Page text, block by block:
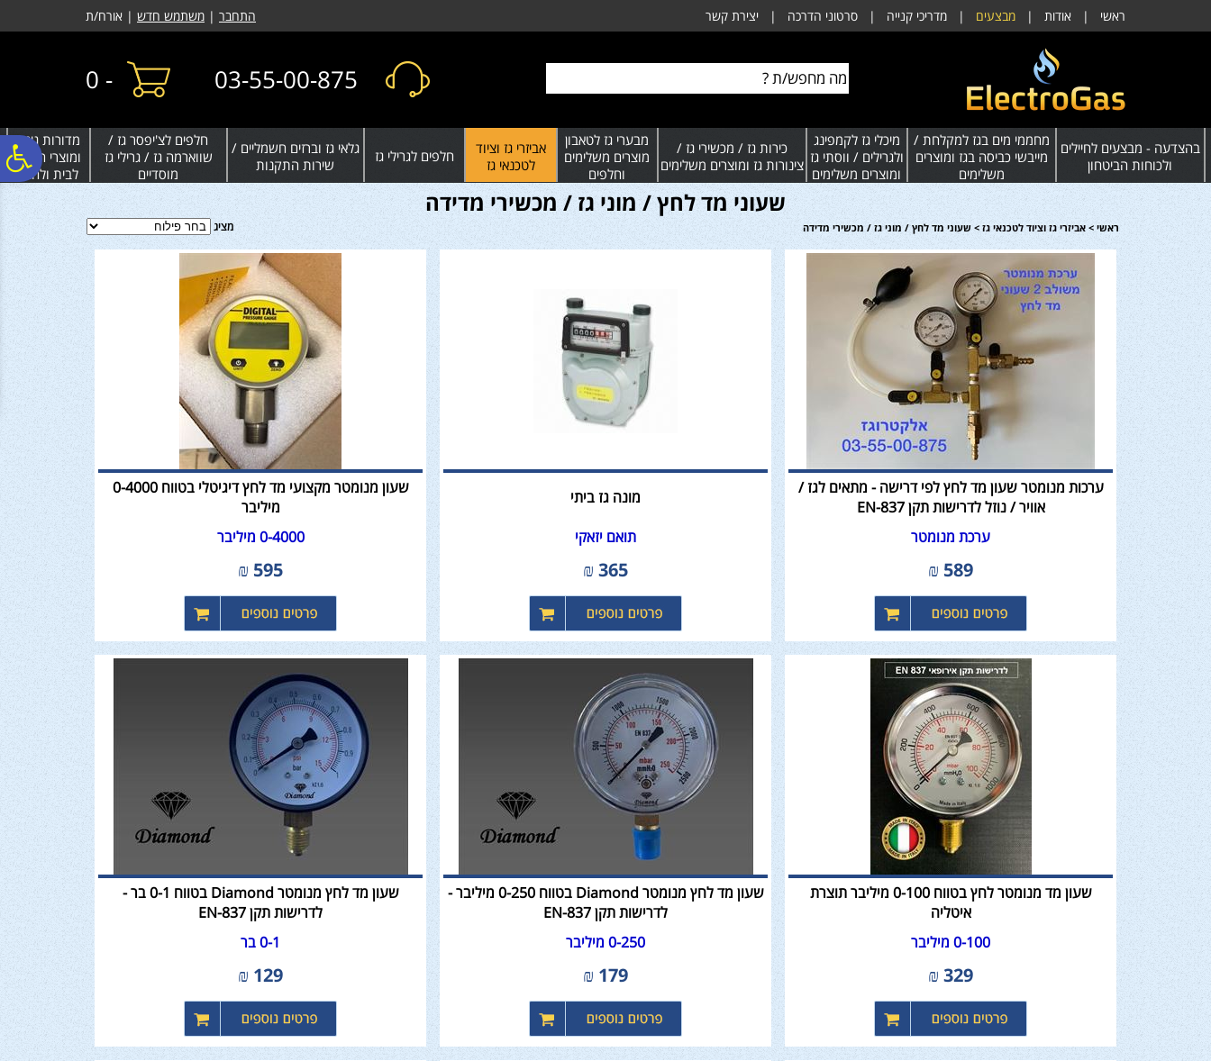
נגישות
אתר
המרכזי
ראשי | אודות | מבצעים | מדריכי קנייה | סרטוני הדרכה | יצירת קשר התחבר | משתמש חדש | אורח/ת
03-55-00-875
-
0
בהצדעה - מבצעים לחיילים
ולכוחות הביטחון
מחממי מים בגז למקלחת /
מייבשי כביסה בגז ומוצרים
משלימים
מיכלי גז לקמפינג
ולגרילים / ווסתי גז
ומוצרים משלימים
כירות גז / מכשירי גז /
צינורות גז ומוצרים משלימים
מבערי גז לטאבון
מוצרים משלימים
וחלפים
אביזרי גז וציוד
לטכנאי גז
חלפים לגרילי גז
גלאי גז וברזים חשמליים /
שירות התקנות
חלפים לצ'יפסר גז /
שווארמה גז / גרילי גז
מוסדיים
מדורות גינה
ומוצרי חימום
לבית ולחצר
שעוני מד לחץ / מוני גז / מכשירי מדידה
ראשי > אביזרי גז וציוד לטכנאי גז > שעוני מד לחץ / מוני גז / מכשירי מדידה מציג
ערכות מנומטר שעון מד לחץ לפי דרישה - מתאים לגז /
אוויר / נוזל לדרישות תקן EN-837
ערכת מנומטר
589
₪
מונה גז ביתי
תואם יזאקי
365
₪
שעון מנומטר מקצועי מד לחץ דיגיטלי בטווח 0-4000
מיליבר
0-4000 מיליבר
595
₪
שעון מד מנומטר לחץ בטווח 0-100 מיליבר תוצרת
איטליה
0-100 מיליבר
329
₪
שעון מד לחץ מנומטר Diamond בטווח 0-250 מיליבר -
לדרישות תקן EN-837
0-250 מיליבר
179
₪
שעון מד לחץ מנומטר Diamond בטווח 0-1 בר -
לדרישות תקן EN-837
0-1 בר
129
₪